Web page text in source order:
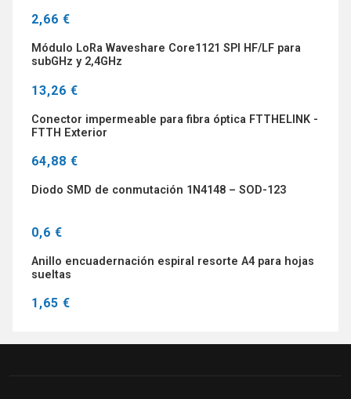
2,66 €
Módulo LoRa Waveshare Core1121 SPI HF/LF para
subGHz y 2,4GHz
13,26 €
Conector impermeable para fibra óptica FTTHELINK -
FTTH Exterior
64,88 €
Diodo SMD de conmutación 1N4148 – SOD-123
0,6 €
Anillo encuadernación espiral resorte A4 para hojas
sueltas
1,65 €